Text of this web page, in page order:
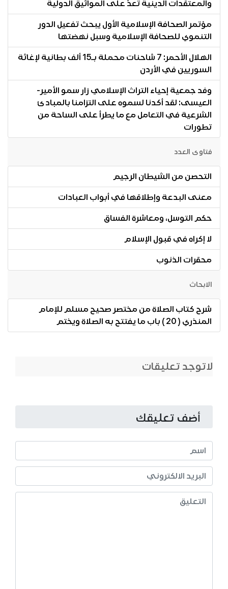
والمعتقدات الدينية تعدٍّ على المواثيق الدولية
مؤتمر الصحافة الإسلامية الأول يبحث تفعيل الدور
التنموي للصحافة الإسلامية وسبل نهضتها
الهلال الأحمر: 7 شاحنات محملة بـ15 ألف بطانية لإغاثة
السوريين في الأردن
وفد جمعية إحياء التراث الإسلامي زار سمو الأمير-
العيسى: لقد أكدنا لسموه على التزامنا بالمبادئ
الشرعية في التعامل مع ما يطرأ على الساحة من
تطورات
فتاوى العدد
التحصن من الشيطان الرجيم
معنى البدعة وإطلاقها في أبواب العبادات
حكم التوسل، ومعاشرة الفساق
لا إكراه في قبول الإسلام
محقرات الذنوب
الابحاث
شرح كتاب الصلاة من مختصر صحيح مسلم للإمام
المنذري ( 20 ) باب ما يفتتح به الصلاة ويختم
لاتوجد تعليقات
أضف تعليقك